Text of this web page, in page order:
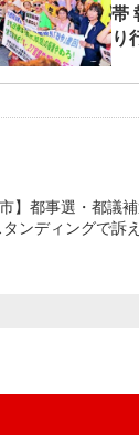
帯
り
市】都事選・都議
ンディングで訴え